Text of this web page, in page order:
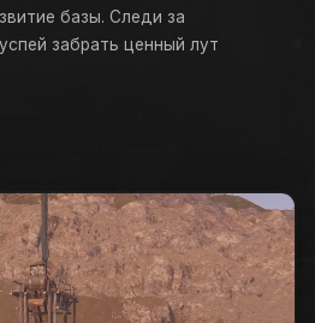
базы. Следи за
забрать ценный лут